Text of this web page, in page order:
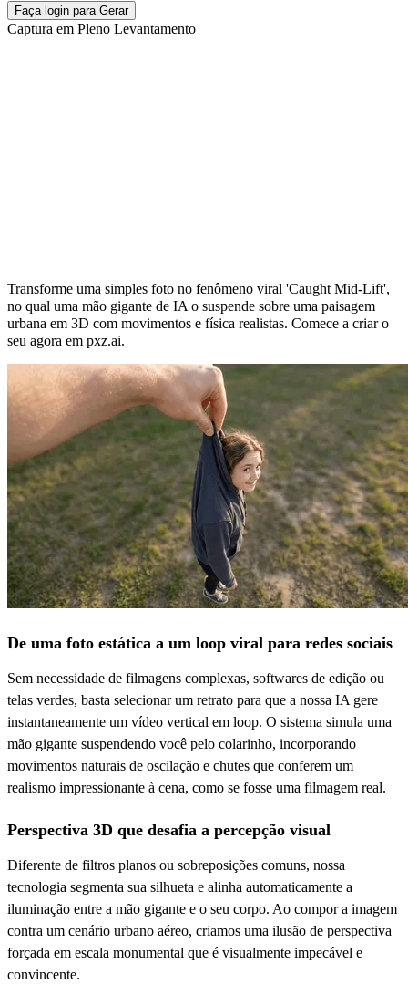
Faça login para Gerar
Captura em Pleno Levantamento
Transforme uma simples foto no fenômeno viral 'Caught Mid-Lift',
no qual uma mão gigante de IA o suspende sobre uma paisagem
urbana em 3D com movimentos e física realistas. Comece a criar o
seu agora em pxz.ai.
De uma foto estática a um loop viral para redes sociais
Sem necessidade de filmagens complexas, softwares de edição ou
telas verdes, basta selecionar um retrato para que a nossa IA gere
instantaneamente um vídeo vertical em loop. O sistema simula uma
mão gigante suspendendo você pelo colarinho, incorporando
movimentos naturais de oscilação e chutes que conferem um
realismo impressionante à cena, como se fosse uma filmagem real.
Perspectiva 3D que desafia a percepção visual
Diferente de filtros planos ou sobreposições comuns, nossa
tecnologia segmenta sua silhueta e alinha automaticamente a
iluminação entre a mão gigante e o seu corpo. Ao compor a imagem
contra um cenário urbano aéreo, criamos uma ilusão de perspectiva
forçada em escala monumental que é visualmente impecável e
convincente.